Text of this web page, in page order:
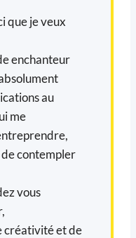
que je veux
enchanteur
au
me
de contempler
vous
créativité et de